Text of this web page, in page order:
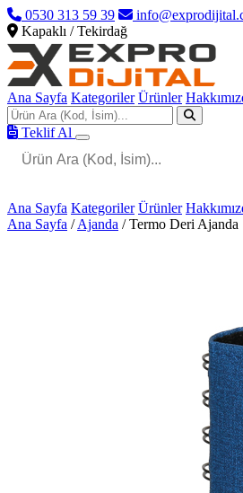
0530 313 59 39
Kapaklı / Tekirdağ
Ana Sayfa Kategoriler Ürünler
Teklif Al
Ana Sayfa Kategoriler Ürünler
Ana Sayfa / Ajanda / Termo Deri Ajanda